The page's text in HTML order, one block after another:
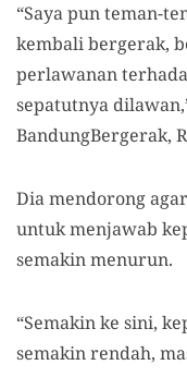
“Saya pun teman-
kembali bergerak,
perlawanan
sepatutnya
BandungBergerak,
Dia mendorong
untuk menjawab
semakin menurun.
“Semakin ke sini,
semakin rendah,